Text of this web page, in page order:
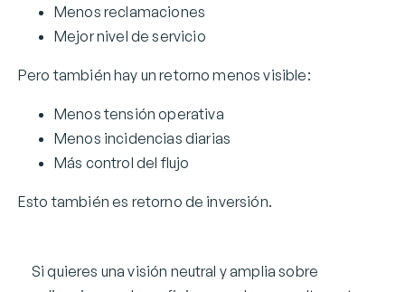
Menos reclamaciones
Mejor nivel de servicio
Pero también hay un retorno menos visible:
Menos tensión operativa
Menos incidencias diarias
Más control del flujo
Esto también es retorno de inversión.
Si quieres una visión neutral y amplia sobre